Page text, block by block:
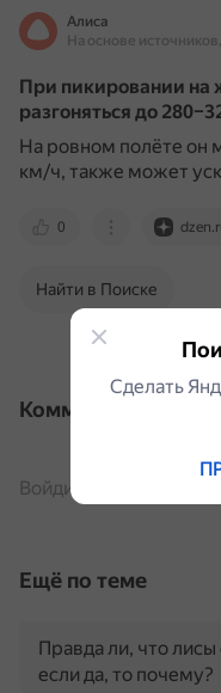
Алиса
При пикировании на
разгоняться до
На ровном полёте он
км/ч, также может
0
Найти в Поиске
Комментарии
Войдите, чтобы
Ещё по теме
Правда ли, что
если да, то почему?
Сделать